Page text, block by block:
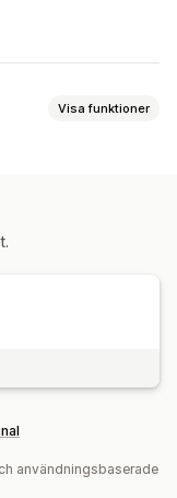
Visa funktioner
användningsbaserade